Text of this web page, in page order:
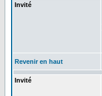
Invité
Revenir en haut
Invité